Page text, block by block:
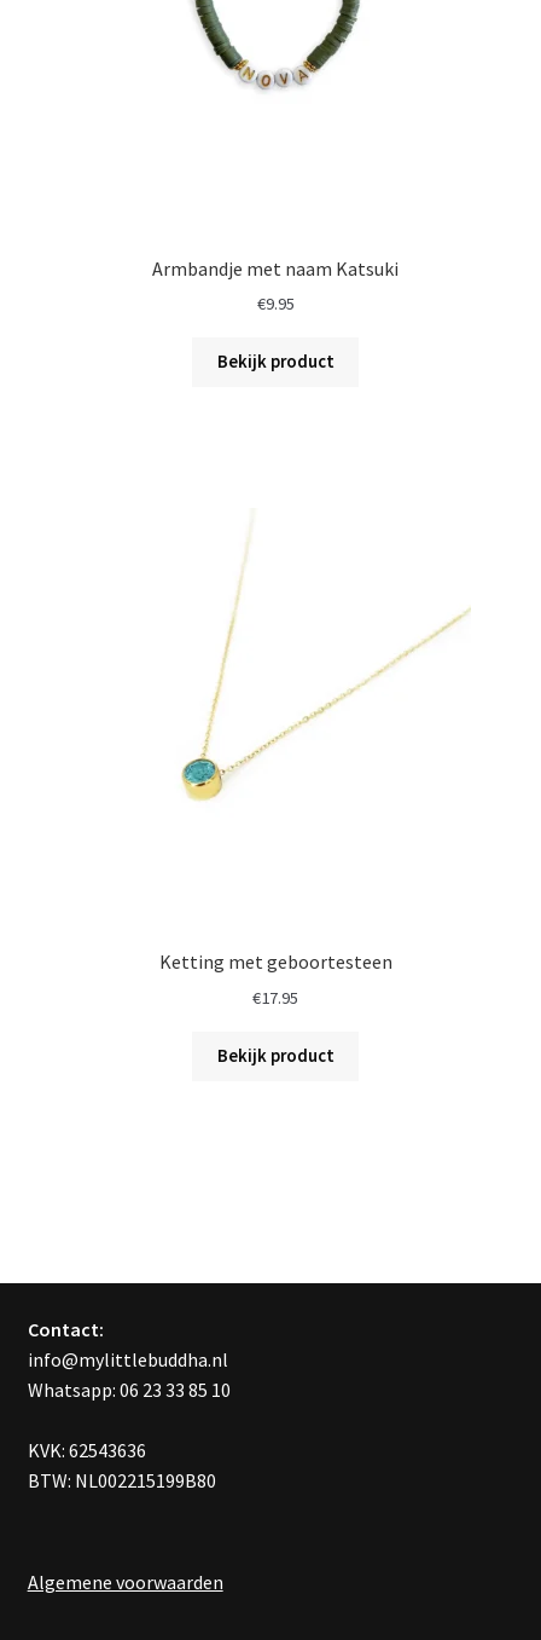
Armbandje met naam Katsuki
€9.95
Bekijk product
Ketting met geboortesteen
€17.95
Bekijk product
Contact:
info@mylittlebuddha.nl
Whatsapp: 06 23 33 85 10
KVK: 62543636
BTW: NL002215199B80
Algemene voorwaarden